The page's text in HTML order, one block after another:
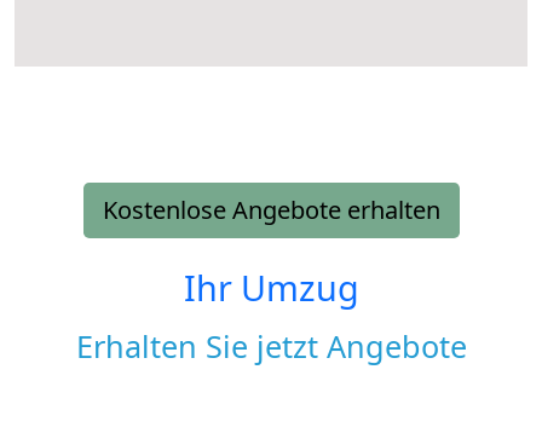
Kostenlose Angebote erhalten
Ihr Umzug
Erhalten Sie jetzt Angebote